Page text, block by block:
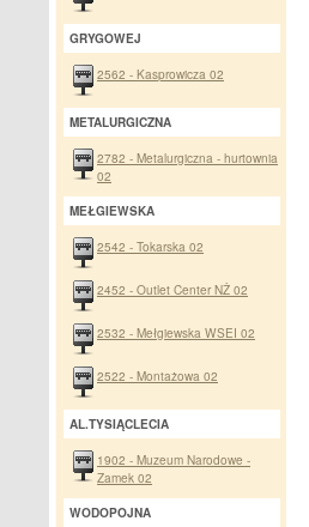
GRYGOWEJ
2562 - Kasprowicza 02
METALURGICZNA
2782 - Metalurgiczna - hurtownia
02
MEŁGIEWSKA
2542 - Tokarska 02
2452 - Outlet Center NŻ 02
2532 - Mełgiewska WSEI 02
2522 - Montażowa 02
AL.TYSIĄCLECIA
1902 - Muzeum Narodowe -
Zamek 02
WODOPOJNA